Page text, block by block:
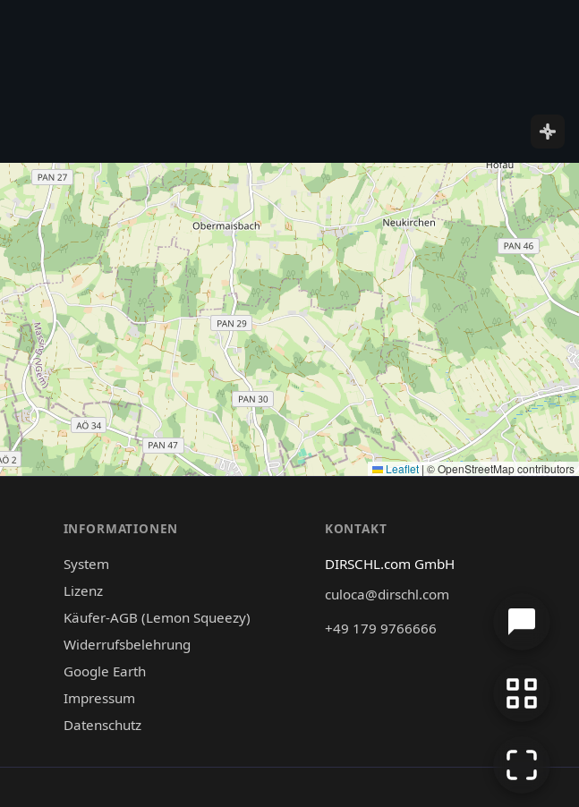
Leaflet | © OpenStreetMap contributors
INFORMATIONEN
System
Lizenz
Käufer-AGB (Lemon Squeezy)
Widerrufsbelehrung
Google Earth
Impressum
Datenschutz
KONTAKT
DIRSCHL.com GmbH
culoca@dirschl.com
+49 179 9766666